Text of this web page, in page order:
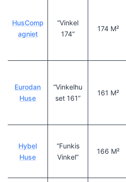
HusComp
Agniet
“Vinkel
174”
174 M²
Eurodan
Huse
“Vinkelhu
Set 161”
161 M²
Hybel
Huse
“Funkis
Vinkel”
166 M²